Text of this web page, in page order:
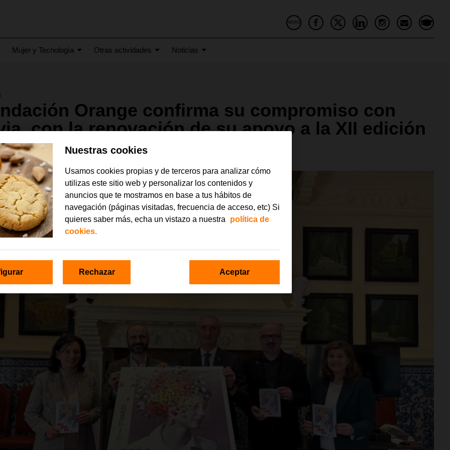
NEWS
Mujer y Tecnología Otras actividades Noticias
Orange confirma su compromiso con
con la renovación de su apoyo a la XII edición
Mujeres”
Nuestras cookies
Usamos cookies propias y de terceros para analizar cómo
utilizas este sitio web y personalizar los contenidos y
anuncios que te mostramos en base a tus hábitos de
navegación (páginas visitadas, frecuencia de acceso, etc) Si
quieres saber más, echa un vistazo a nuestra
política de
cookies.
Rechazar Aceptar